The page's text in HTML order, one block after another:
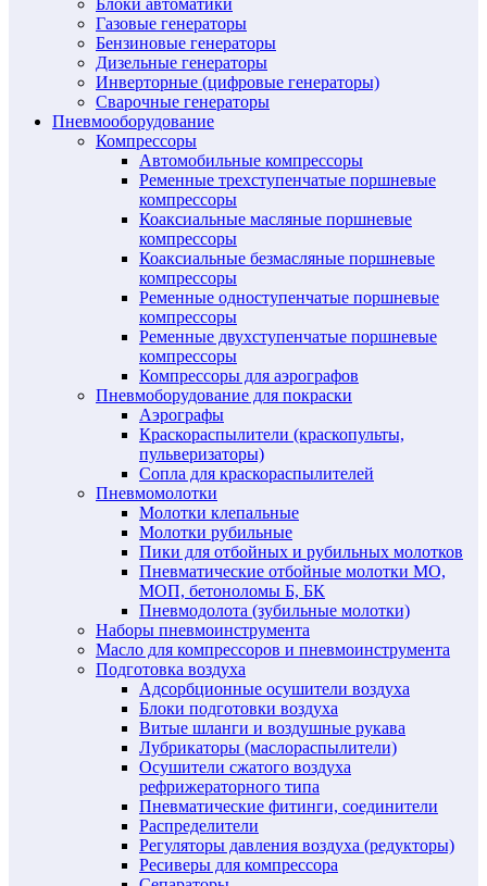
Газовые генераторы
Бензиновые генераторы
Дизельные генераторы
Инверторные (цифровые генераторы)
Сварочные генераторы
Пневмооборудование
Компрессоры
Автомобильные компрессоры
Ременные трехступенчатые поршневые
компрессоры
Коаксиальные масляные поршневые
компрессоры
Коаксиальные безмасляные поршневые
компрессоры
Ременные одноступенчатые поршневые
компрессоры
Ременные двухступенчатые поршневые
компрессоры
Компрессоры для аэрографов
Пневмоборудование для покраски
Аэрографы
Краскораспылители (краскопульты,
пульверизаторы)
Сопла для краскораспылителей
Пневмомолотки
Молотки клепальные
Молотки рубильные
Пики для отбойных и рубильных молотков
Пневматические отбойные молотки МО,
МОП, бетоноломы Б, БК
Пневмодолота (зубильные молотки)
Наборы пневмоинструмента
Масло для компрессоров и пневмоинструмента
Подготовка воздуха
Адсорбционные осушители воздуха
Блоки подготовки воздуха
Витые шланги и воздушные рукава
Лубрикаторы (маслораспылители)
Осушители сжатого воздуха
рефрижераторного типа
Пневматические фитинги, соединители
Распределители
Регуляторы давления воздуха (редукторы)
Ресиверы для компрессора